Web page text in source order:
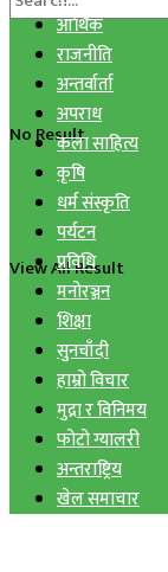
No Result
View All Result
आर्थिक
राजनीति
अन्तर्वार्ता
अपराध
कला साहित्य
कृषि
धर्म संस्कृति
पर्यटन
प्रविधि
मनोरञ्जन
शिक्षा
सुनचाँदी
हाम्रो विचार
मुद्रा र विनिमय
फोटो ग्यालरी
अन्तराष्ट्रिय
खेल समाचार